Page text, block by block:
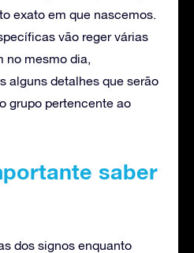
exato em que nascemos.
vão reger várias
no mesmo dia,
alguns detalhes que serão
grupo pertencente ao
saber
dos signos enquanto